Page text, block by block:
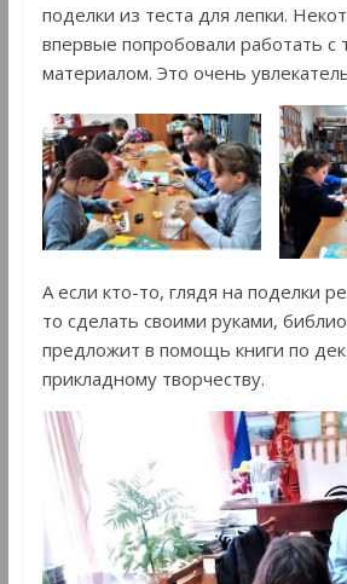
поделки из теста для лепки.
впервые попробовали работать с
материалом. Это очень
А если кто-то, глядя на поделки
то сделать своими руками,
предложит в помощь книги по
прикладному творчеству.